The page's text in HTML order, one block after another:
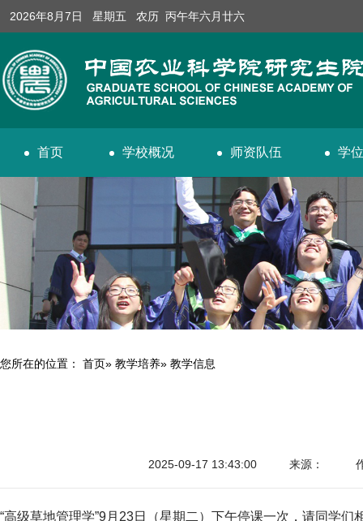
2026年8月7日 星期五 农历 丙午年六月廿六
首页 学校概况 师资队伍 学
您所在的位置： 首页» 教学培养» 教学信息
2025-09-17 13:43:00 来源：
“高级草地管理学”9月23日（星期二） 下午停课一次，请同学们